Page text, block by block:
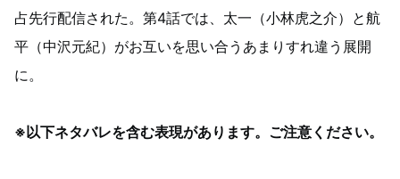
占先行配信された。第4話では、太一（小林虎之介）と航
平（中沢元紀）がお互いを思い合うあまりすれ違う展開
に。
※以下ネタバレを含む表現があります。ご注意ください。